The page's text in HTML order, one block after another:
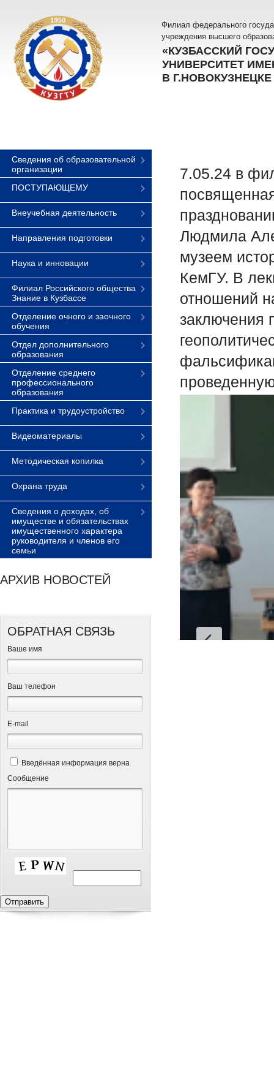
Филиал федерального
учреждения высшего
«КУЗБАССКИЙ
УНИВЕРСИТЕТ
В Г.НОВОКУЗНЕЦКЕ
Сведения об образовательной
организации
ПОСТУПАЮЩЕМУ
Внеучебная деятельность
Направления подготовки
Наука и инновации
Филиал Российского общества
Знание в Кузбассе
Отделение очного и заочного
обучения
Отдел дополнительного
образования
Отделение среднего
профессионального
образования
Практика и трудоустройство
Видеоматериалы
Методическая копилка
Охрана труда
Сведения о доходах, об
имуществе и обязательствах
имущественного характера
руководителя и членов его
семьи
АРХИВ НОВОСТЕЙ
ОБРАТНАЯ СВЯЗЬ
Ваше имя
Ваш телефон
Е-mail
Введённая информация верна
Сообщение
7.05.24 в
Людмила
музеем
КемГУ. В
отношений
заключения